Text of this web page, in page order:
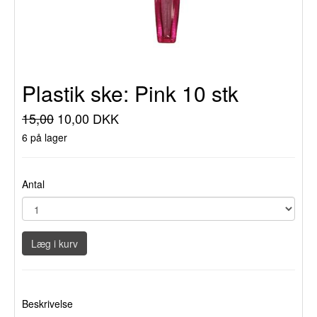
Plastik ske: Pink 10 stk
15,00 10,00 DKK
6 på lager
Antal
Læg i kurv
Beskrivelse